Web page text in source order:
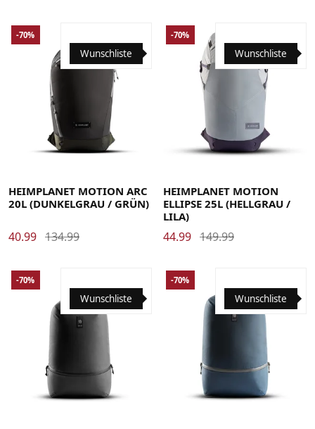
Wunschliste
-70%
HEIMPLANET MOTION ARC
20L (DUNKELGRAU / GRÜN)
40.99 134.99
Wunschliste
-70%
HEIMPLANET MOTION
ELLIPSE 25L (HELLGRAU /
LILA)
44.99 149.99
Wunschliste
-70%
Wunschliste
-70%